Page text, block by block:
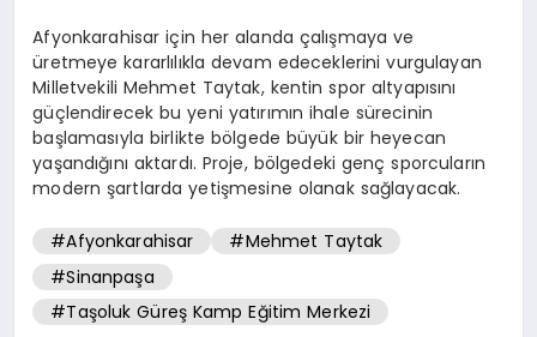
Afyonkarahisar için her alanda çalışmaya ve
üretmeye kararlılıkla devam edeceklerini vurgulayan
Milletvekili Mehmet Taytak, kentin spor altyapısını
güçlendirecek bu yeni yatırımın ihale sürecinin
başlamasıyla birlikte bölgede büyük bir heyecan
yaşandığını aktardı. Proje, bölgedeki genç sporcuların
modern şartlarda yetişmesine olanak sağlayacak.
#Afyonkarahisar
#Mehmet Taytak
#Sinanpaşa
#Taşoluk Güreş Kamp Eğitim Merkezi